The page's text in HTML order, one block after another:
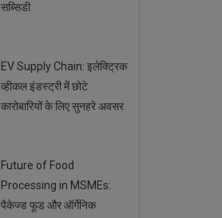
सब्सिडी
EV Supply Chain: इलेक्ट्रिक
व्हीकल इंडस्ट्री में छोटे
कारोबारियों के लिए सुनहरे अवसर
Future of Food
Processing in MSMEs:
पैकेज्ड फूड और ऑर्गेनिक